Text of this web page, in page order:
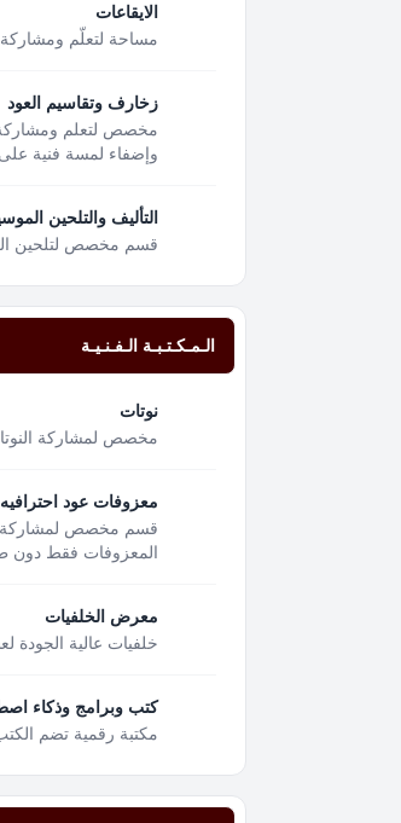
الايقاعات
مساحة لتعلّم ومشاركة
زخارف وتقاسيم العود
مخصص لتعلم ومشاركة
وإضفاء لمسة فنية
التأليف والتلحين
قسم مخصص لتلحين
الـمـكـتـبـة الـفـنـيـة
نوتات
مخصص لمشاركة
معزوفات عود احترافيه
قسم مخصص لمشاركة
المعزوفات فقط دون
معرض الخلفيات
خلفيات عالية الجودة
كتب وبرامج وذكاء
مكتبة رقمية تضم